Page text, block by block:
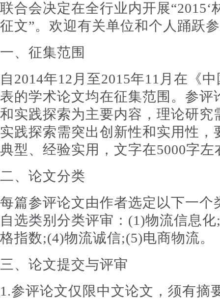
联合会决定在全行业内开展“2015‘
征文”。欢迎有关单位和个人踊跃
一、征集范围
自2014年12月至2015年11月在《
表的学术论文均在征集范围。参
和实践探索为主要内容，理论研
实践探索需突出创新性和实用性
典型、经验实用，文字在5000字左
二、论文分类
每篇参评论文由作者选定以下一
自选类别分类评审：(1)物流信息
格指数;(4)物流诚信;(5)电商物流。
三、论文提交与评审
1.参评论文仅限中文论文，须有摘